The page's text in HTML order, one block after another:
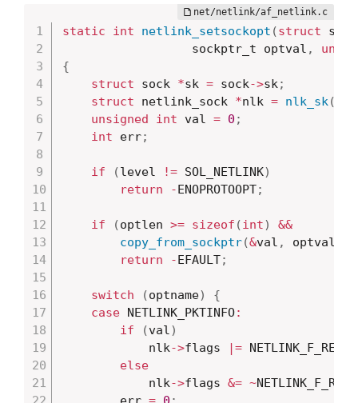
static int netlink_setsockopt (struct
			      sockptr_t optval
,
{
struct sock *sk = sock->sk;
struct netlink_sock *nlk = nlk_sk(
unsigned
int val = 0 ;
int err;
if (level != SOL_NETLINK)
return
-ENOPROTOOPT;
if (optlen >= sizeof (int)
&&
copy_from_sockptr(&val , optval
return
-EFAULT;
switch (optname)
{
case NETLINK_PKTINFO:
if
(val)
			nlk
->flags |=
else
			nlk
->flags &= ~